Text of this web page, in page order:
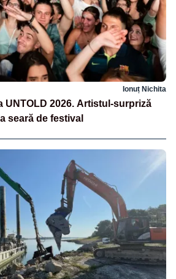
Ionuț Nichita
UNTOLD 2026. Artistul-surpriză
seară de festival